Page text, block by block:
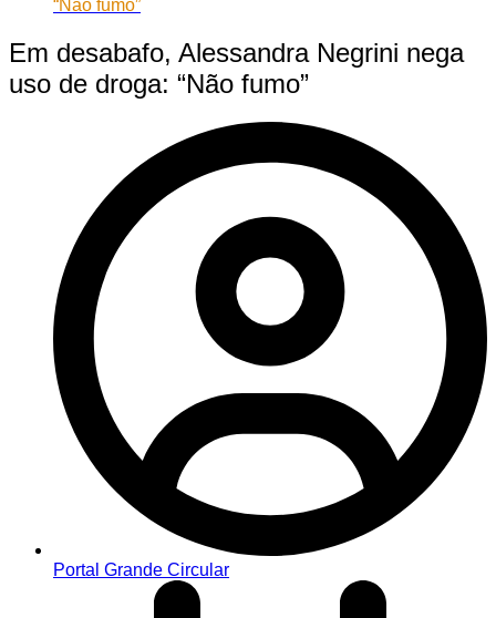
“Não fumo”
Em desabafo, Alessandra Negrini nega
uso de droga: “Não fumo”
Portal Grande Circular